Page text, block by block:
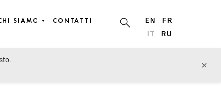
SIAMO CONTATTI EN
FR
IT
RU
×